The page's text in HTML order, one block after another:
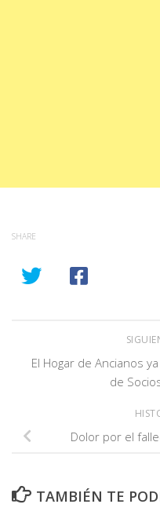
SHARE
El Hogar de Ancianos
de
Dolor por el
TAMBIÉN TE